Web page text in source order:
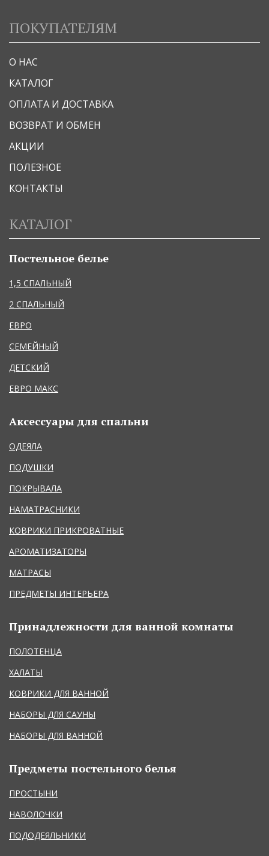
ПОКУПАТЕЛЯМ
О НАС
КАТАЛОГ
ОПЛАТА И ДОСТАВКА
ВОЗВРАТ И ОБМЕН
АКЦИИ
ПОЛЕЗНОЕ
КОНТАКТЫ
КАТАЛОГ
Постельное белье
1,5 СПАЛЬНЫЙ
2 СПАЛЬНЫЙ
ЕВРО
СЕМЕЙНЫЙ
ДЕТСКИЙ
ЕВРО МАКС
Аксессуары для спальни
ОДЕЯЛА
ПОДУШКИ
ПОКРЫВАЛА
НАМАТРАСНИКИ
КОВРИКИ ПРИКРОВАТНЫЕ
АРОМАТИЗАТОРЫ
МАТРАСЫ
ПРЕДМЕТЫ ИНТЕРЬЕРА
Принадлежности для ванной комнаты
ПОЛОТЕНЦА
ХАЛАТЫ
КОВРИКИ ДЛЯ ВАННОЙ
НАБОРЫ ДЛЯ САУНЫ
НАБОРЫ ДЛЯ ВАННОЙ
Предметы постельного белья
ПРОСТЫНИ
НАВОЛОЧКИ
ПОДОДЕЯЛЬНИКИ